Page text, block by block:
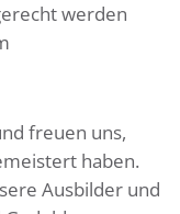
werden
freuen uns,
haben.
Ausbilder und